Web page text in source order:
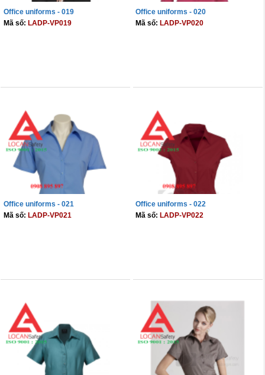
Office uniforms - 019
Mã số: LADP-VP019
Office uniforms - 020
Mã số: LADP-VP020
Office uniforms - 021
Mã số: LADP-VP021
Office uniforms - 022
Mã số: LADP-VP022